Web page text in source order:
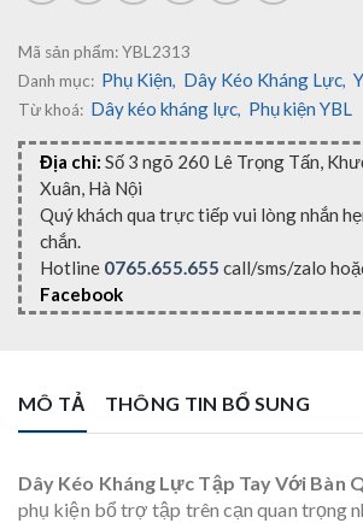
Mã sản phẩm:YBL2313
Danh mục: Phụ Kiện, Dây Kéo Kháng Lực,
Từ khoá: Dây kéo kháng lực, Phụ kiện YBL
Địa chỉ: Số 3 ngõ 260 Lê Trọng Tấn,
Xuân, Hà Nội
Quý khách qua trực tiếp vui lòng nhắn
chắn.
Hotline 0765.655.655 call/sms/zalo
Facebook
MÔ TẢ THÔNG TIN BỔ SUNG
Dây Kéo Kháng Lực Tập Tay Với Bàn
phụ kiện bổ trợ tập trên cạn quan trọng